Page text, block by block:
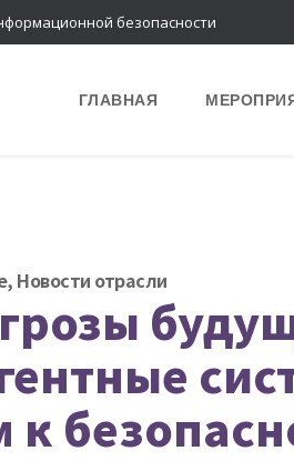
безопасности
ГЛАВНАЯ
, Новости отрасли